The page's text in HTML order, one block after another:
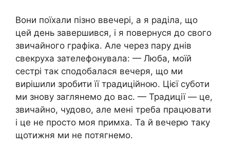
Вони поїхали пізно ввечері, а я раділа, що
цей день завершився, і я повернуся до свого
звичайного графіка. Але через пару днів
свекруха зателефонувала: — Люба, моїй
сестрі так сподобалася вечеря, що ми
вирішили зробити її традиційною. Цієї суботи
ми знову заглянемо до вас. — Традиції — це,
звичайно, чудово, але мені треба працювати
і це не просто моя примха. Та й вечерю таку
щотижня ми не потягнемо.